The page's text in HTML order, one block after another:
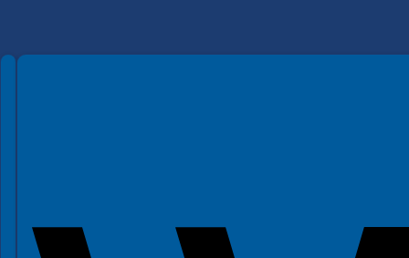
Spełniamy standardy WCAG 2.2
Spełniamy standardy W3C